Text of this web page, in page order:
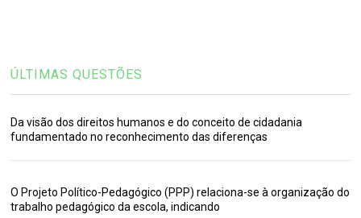
ÚLTIMAS QUESTÕES
Da visão dos direitos humanos e do conceito de cidadania
fundamentado no reconhecimento das diferenças
O Projeto Político-Pedagógico (PPP) relaciona-se à organização do
trabalho pedagógico da escola, indicando